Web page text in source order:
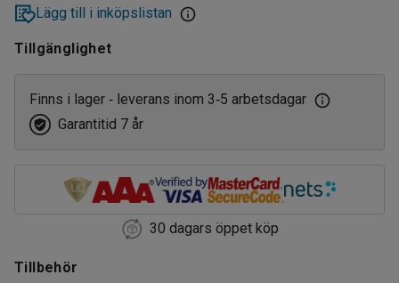
Lägg till i inköpslistan
Tillgänglighet
Finns i lager ‑ leverans inom 3‑5 arbetsdagar
Garantitid 7 år
30 dagars öppet köp
Tillbehör